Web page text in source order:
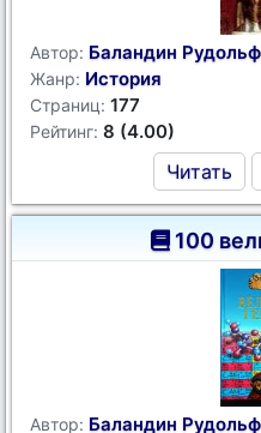
Автор: Баландин
Жанр: История
Страниц: 177
Рейтинг: 8 (4.00)
Читать
100
Автор: Баландин